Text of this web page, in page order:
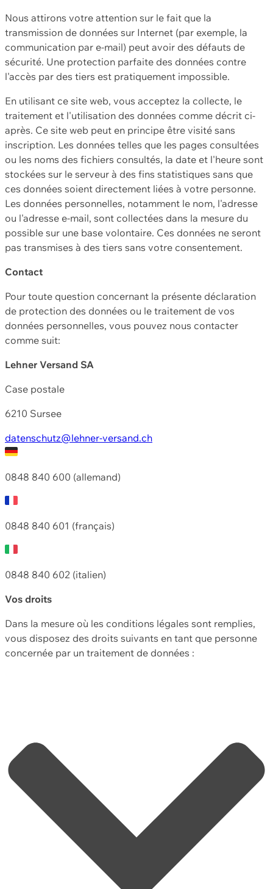
Nous attirons votre attention sur le fait que la
transmission de données sur Internet (par exemple, la
communication par e-mail) peut avoir des défauts de
sécurité. Une protection parfaite des données contre
l'accès par des tiers est pratiquement impossible.
En utilisant ce site web, vous acceptez la collecte, le
traitement et l'utilisation des données comme décrit ci-
après. Ce site web peut en principe être visité sans
inscription. Les données telles que les pages consultées
ou les noms des fichiers consultés, la date et l'heure sont
stockées sur le serveur à des fins statistiques sans que
ces données soient directement liées à votre personne.
Les données personnelles, notamment le nom, l'adresse
ou l'adresse e-mail, sont collectées dans la mesure du
possible sur une base volontaire. Ces données ne seront
pas transmises à des tiers sans votre consentement.
Contact
Pour toute question concernant la présente déclaration
de protection des données ou le traitement de vos
données personnelles, vous pouvez nous contacter
comme suit:
Lehner Versand SA
Case postale
6210 Sursee
datenschutz@lehner-versand.ch
0848 840 600 (allemand)
0848 840 601 (français)
0848 840 602 (italien)
Vos droits
Dans la mesure où les conditions légales sont remplies,
vous disposez des droits suivants en tant que personne
concernée par un traitement de données :